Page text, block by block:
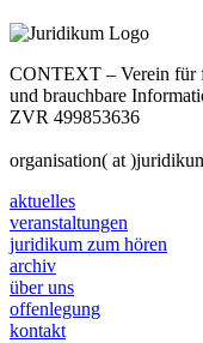
CONTEXT – Verein für
und brauchbare
ZVR 499853636
organisation( at
aktuelles
veranstaltungen
juridikum zum hören
archiv
über uns
offenlegung
kontakt